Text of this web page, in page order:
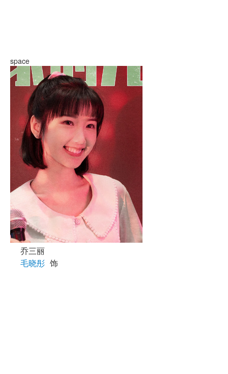
space
乔三丽
毛晓彤 饰